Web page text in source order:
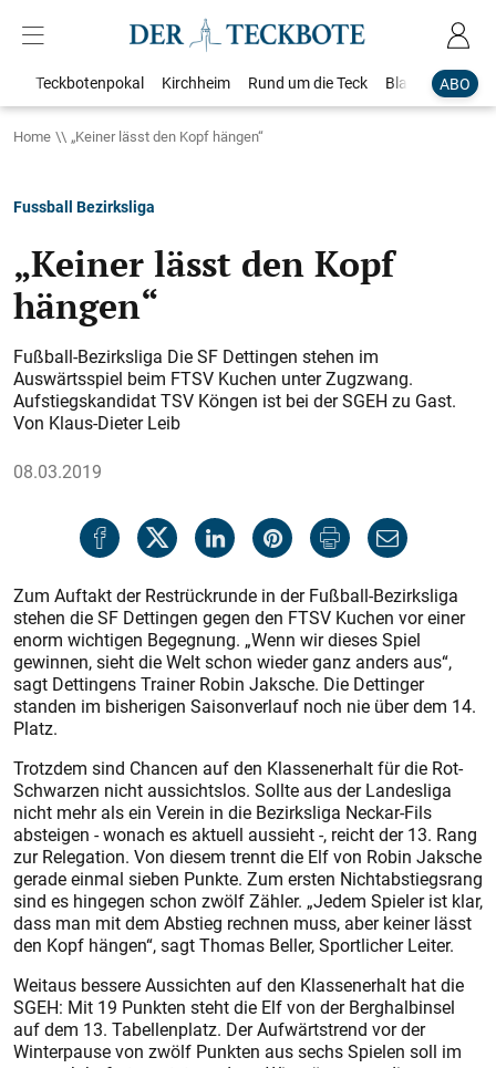
ABO
Teckbotenpokal Kirchheim Rund um die Teck Blaulicht
Home „Keiner lässt den Kopf hängen“
Fussball Bezirksliga
„Keiner lässt den Kopf
hängen“
Fußball-Bezirksliga Die SF Dettingen stehen im
Auswärtsspiel beim FTSV Kuchen unter Zugzwang.
Aufstiegskandidat TSV Köngen ist bei der SGEH zu Gast.
Von Klaus-Dieter Leib
08.03.2019
Zum Auftakt der Restrückrunde in der Fußball-Bezirksliga
stehen die SF Dettingen gegen den FTSV Kuchen vor einer
enorm wichtigen Begegnung. „Wenn wir dieses Spiel
gewinnen, sieht die Welt schon wieder ganz anders aus“,
sagt Dettingens Trainer Robin Jaksche. Die Dettinger
standen im bisherigen Saisonverlauf noch nie über dem 14.
Platz.
Trotzdem sind Chancen auf den Klassenerhalt für die Rot-
Schwarzen nicht aussichtslos. Sollte aus der Landesliga
nicht mehr als ein Verein in die Bezirksliga Neckar-Fils
absteigen - wonach es aktuell aussieht -, reicht der 13. Rang
zur Relegation. Von diesem trennt die Elf von Robin Jaksche
gerade einmal sieben Punkte. Zum ersten Nichtabstiegsrang
sind es hingegen schon zwölf Zähler. „Jedem Spieler ist klar,
dass man mit dem Abstieg rechnen muss, aber keiner lässt
den Kopf hängen“, sagt Thomas Beller, Sportlicher Leiter.
Weitaus bessere Aussichten auf den Klassenerhalt hat die
SGEH: Mit 19 Punkten steht die Elf von der Berghalbinsel
auf dem 13. Tabellenplatz. Der Aufwärtstrend vor der
Winterpause von zwölf Punkten aus sechs Spielen soll im